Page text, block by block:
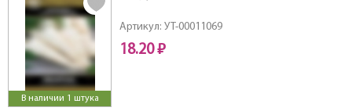
В наличии 1 штука
Артикул: УТ-00011069
18.20 ₽